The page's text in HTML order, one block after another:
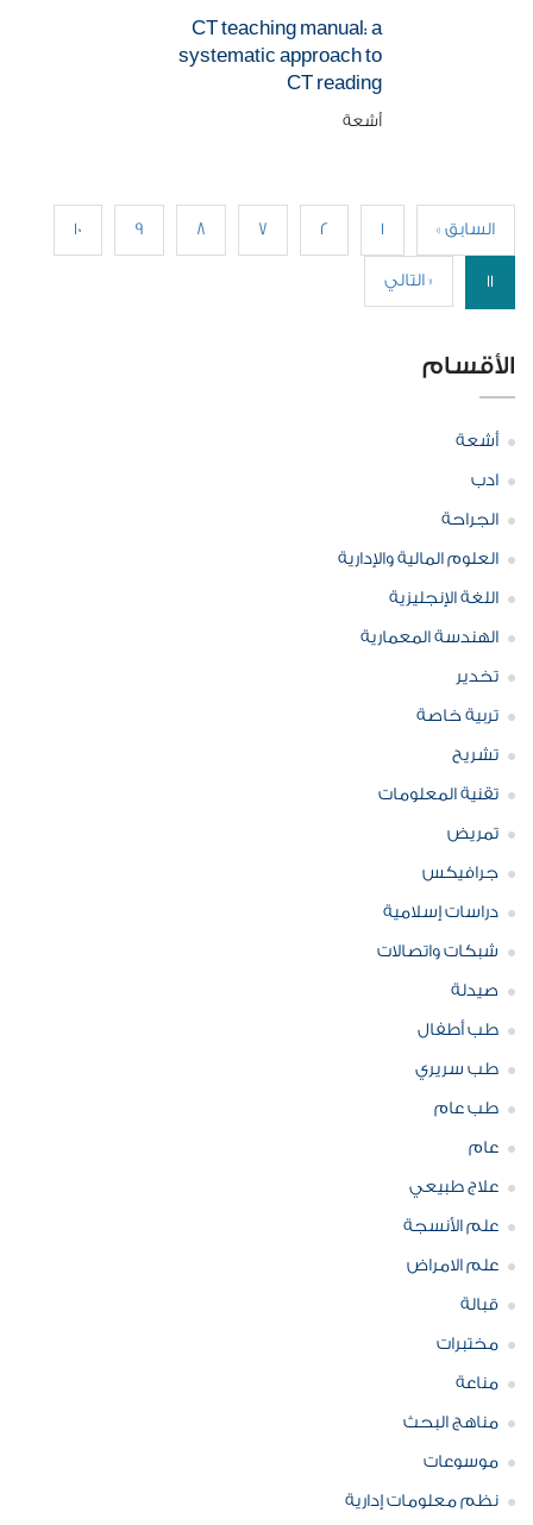
CT teaching manual: a
systematic approach to
CT reading
أشعة
« السابق 1
2
7
8
9
10
11 التالي »
الأقسام
أشعة
ادب
الجراحة
العلوم المالية والإدارية
اللغة الإنجليزية
الهندسة المعمارية
تخدير
تربية خاصة
تشريح
تقنية المعلومات
تمريض
جرافيكس
دراسات إسلامية
شبكات واتصالات
صيدلة
طب أطفال
طب سريري
طب عام
عام
علاج طبيعي
علم الأنسجة
علم الامراض
قبالة
مختبرات
مناعة
مناهج البحث
موسوعات
نظم معلومات إدارية